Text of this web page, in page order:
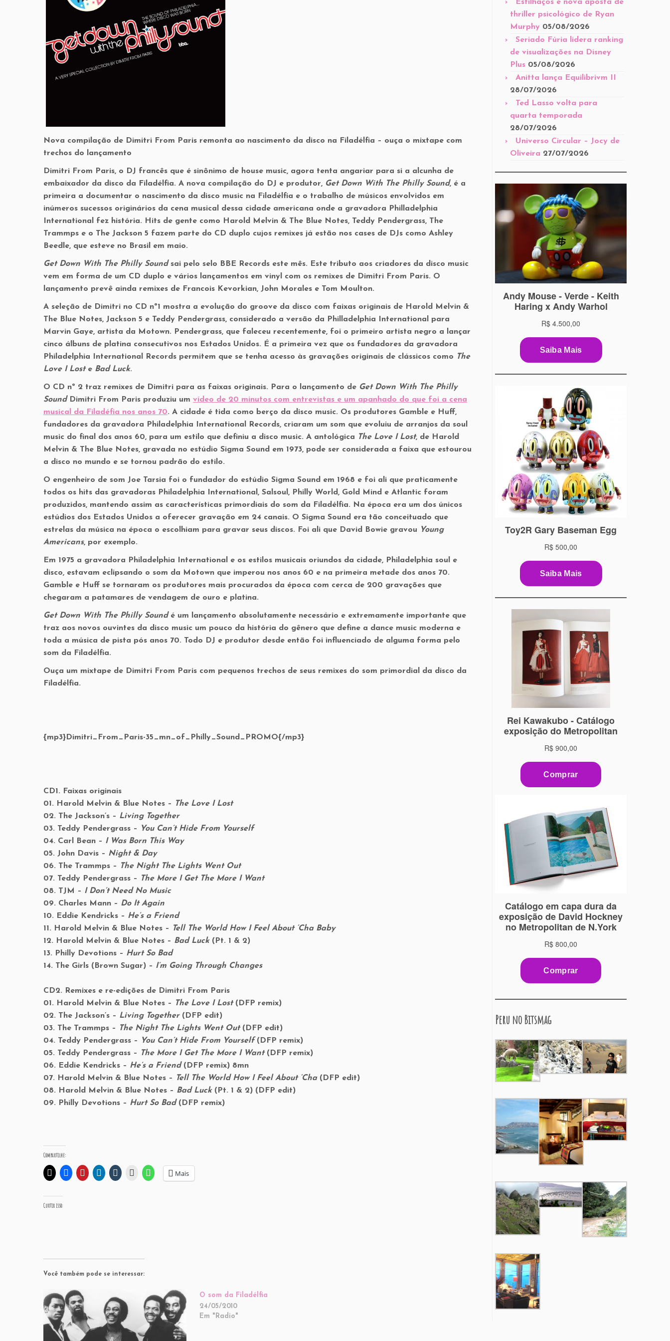
Nova compilação de Dimitri From Paris remonta ao nascimento da disco na Filadélfia – ouça o mixtape com
trechos do lançamento
Dimitri From Paris, o DJ francês que é sinônimo de house music, agora tenta angariar para si a alcunha de
embaixador da disco da Filadélfia. A nova compilação do DJ e produtor, Get Down With The Philly Sound, é a
primeira a documentar o nascimento da disco music na Filadélfia e o trabalho de músicos envolvidos em
inúmeros sucessos originários da cena musical dessa cidade americana onde a gravadora Philladelphia
International fez história. Hits de gente como Harold Melvin & The Blue Notes, Teddy Pendergrass, The
Trammps e o The Jackson 5 fazem parte do CD duplo cujos remixes já estão nos cases de DJs como Ashley
Beedle, que esteve no Brasil em maio.
Get Down With The Philly Soundsai pelo selo BBE Records este mês. Este tributo aos criadores da disco music
vem em forma de um CD duplo e vários lançamentos em vinyl com os remixes de Dimitri From Paris. O
lançamento prevê ainda remixes de Francois Kevorkian, John Morales e Tom Moulton.
A seleção de Dimitri no CD nº1 mostra a evolução do groove da disco com faixas originais de Harold Melvin &
The Blue Notes, Jackson 5 e Teddy Pendergrass, considerado a versão da Philladelphia International para
Marvin Gaye, artista da Motown. Pendergrass, que faleceu recentemente, foi o primeiro artista negro a lançar
cinco álbuns de platina consecutivos nos Estados Unidos. É a primeira vez que os fundadores da gravadora
Philadelphia International Records permitem que se tenha acesso às gravações originais de clássicos como The
Love I Loste Bad Luck.
O CD nº 2 traz remixes de Dimitri para as faixas originais. Para o lançamento de Get Down With The Philly
SoundDimitri From Paris produziu um vídeo de 20 minutos com entrevistas e um apanhado do que foi a cena
musical da Filadéfia nos anos 70. A cidade é tida como berço da disco music. Os produtores Gamble e Huff,
fundadores da gravadora Philadelphia International Records, criaram um som que evoluiu de arranjos da soul
music do final dos anos 60, para um estilo que definiu a disco music. A antológica The Love I Lost, de Harold
Melvin & The Blue Notes, gravada no estúdio Sigma Sound em 1973, pode ser considerada a faixa que estourou
a disco no mundo e se tornou padrão do estilo.
O engenheiro de som Joe Tarsia foi o fundador do estúdio Sigma Sound em 1968 e foi ali que praticamente
todos os hits das gravadoras Philadelphia International, Salsoul, Philly World, Gold Mind e Atlantic foram
produzidos, mantendo assim as características primordiais do som da Filadélfia. Na época era um dos únicos
estúdios dos Estados Unidos a oferecer gravação em 24 canais. O Sigma Sound era tão conceituado que
estrelas da música na época o escolhiam para gravar seus discos. Foi ali que David Bowie gravou Young
Americans, por exemplo.
Em 1975 a gravadora Philadelphia International e os estilos musicais oriundos da cidade, Philadelphia soul e
disco, estavam eclipsando o som da Motown que imperou nos anos 60 e na primeira metade dos anos 70.
Gamble e Huff se tornaram os produtores mais procurados da época com cerca de 200 gravações que
chegaram a patamares de vendagem de ouro e platina.
Get Down With The Philly Soundé um lançamento absolutamente necessário e extremamente importante que
traz aos novos ouvintes da disco music um pouco da história do gênero que define a dance music moderna e
toda a música de pista pós anos 70. Todo DJ e produtor desde então foi influenciado de alguma forma pelo
som da Filadélfia.
Ouça um mixtape de Dimitri From Paris com pequenos trechos de seus remixes do som primordial da disco da
Filadélfia.
{mp3}Dimitri_From_Paris-35_mn_of_Philly_Sound_PROMO{/mp3}
CD1. Faixas originais
01. Harold Melvin & Blue Notes –
The Love I Lost
02. The Jackson’s – Living Together
03. Teddy Pendergrass –
You Can’t Hide From Yourself
04. Carl Bean – I Was Born This Way
05. John Davis – Night & Day
06. The Trammps –
The Night The Lights Went Out
07. Teddy Pendergrass –
The More I Get The More I Want
08. TJM – I Don’t Need No Music
09. Charles Mann – Do It Again
10. Eddie Kendricks – He’s a Friend
11. Harold Melvin & Blue Notes –
Tell The World How I Feel About ‘Cha Baby
12. Harold Melvin & Blue Notes – Bad Luck (Pt. 1 & 2)
13. Philly Devotions – Hurt So Bad
14. The Girls (Brown Sugar) – I’m Going Through Changes
CD2. Remixes e re-edições de Dimitri From Paris
01. Harold Melvin & Blue Notes –
The Love I Lost (DFP remix)
02. The Jackson’s – Living Together(DFP edit)
03. The Trammps –
The Night The Lights Went Out(DFP edit)
04. Teddy Pendergrass –
You Can’t Hide From Yourself (DFP remix)
05. Teddy Pendergrass –
The More I Get The More I Want(DFP remix)
06. Eddie Kendricks – He’s a Friend (DFP remix) 8mn
07. Harold Melvin & Blue Notes –
Tell The World How I Feel About ‘Cha(DFP edit)
08. Harold Melvin & Blue Notes – Bad Luck(Pt. 1 & 2) (DFP edit)
09. Philly Devotions – Hurt So Bad(DFP remix)
Compartilhe:
Mais
Curtir isso:
Você também pode se interessar:
O som da Filadélfia
24/05/2010
Em "Radio"
Estilhaços é nova aposta de
thriller psicológico de Ryan
Murphy 05/08/2026
Seriado Fúria lidera ranking
de visualizações na Disney
Plus 05/08/2026
Anitta lança Equilibrivm II
28/07/2026
Ted Lasso volta para
quarta temporada
28/07/2026
Universo Circular – Jocy de
Oliveira 27/07/2026
Peru no Bitsmag